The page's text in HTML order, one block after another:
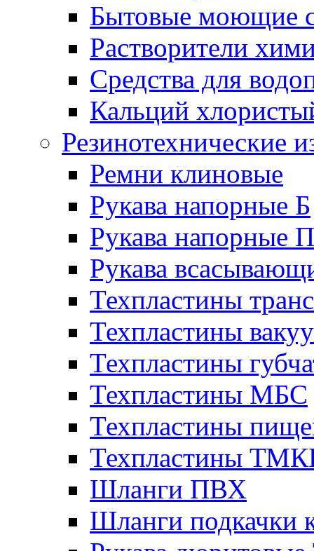
Бытовые моющие
Растворители
Средства для
Кальций
Резинотехнические
Ремни клиновые
Рукава напорные Б
Рукава напорные П
Рукава
Техпластины
Техпластины
Техпластины
Техпластины МБС
Техпластины
Техпластины
Шланги ПВХ
Шланги подкачки